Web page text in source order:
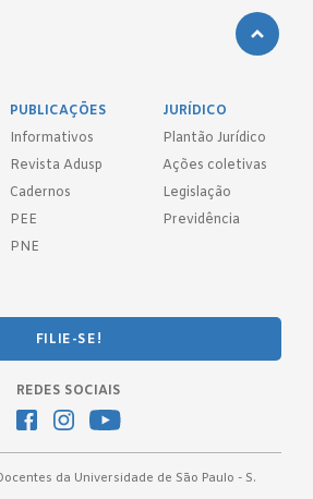
PUBLICAÇÕES
Informativos
Revista Adusp
Cadernos
PEE
PNE
JURÍDICO
Plantão Jurídico
Ações coletivas
Legislação
Previdência
FILIE-SE!
REDES SOCIAIS
da Universidade de São Paulo - S.